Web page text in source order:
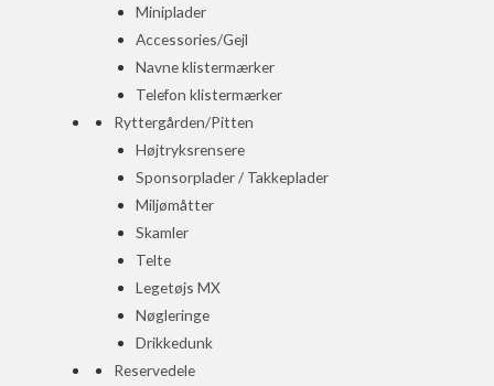
Miniplader
Accessories/Gejl
Navne klistermærker
Telefon klistermærker
Ryttergården/Pitten
Højtryksrensere
Sponsorplader / Takkeplader
Miljømåtter
Skamler
Telte
Legetøjs MX
Nøgleringe
Drikkedunk
Reservedele